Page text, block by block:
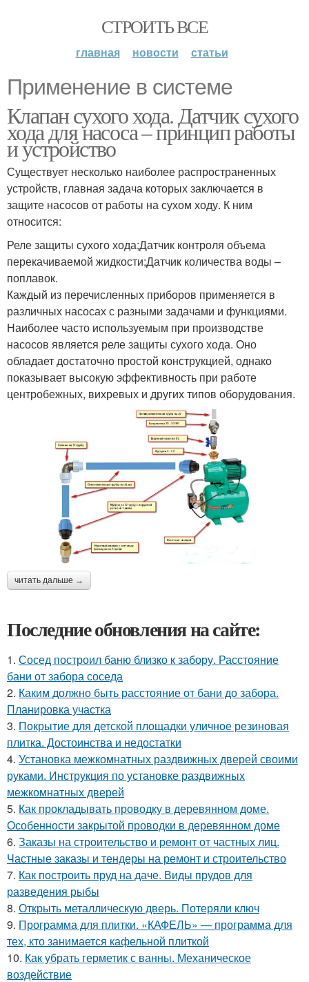
СТРОИТЬ ВСЕ
главная новости статьи
Применение в системе
Клапан сухого хода. Датчик сухого
хода для насоса – принцип работы
и устройство
Существует несколько наиболее распространенных
устройств, главная задача которых заключается в
защите насосов от работы на сухом ходу. К ним
относится:
Реле защиты сухого хода;Датчик контроля объема
перекачиваемой жидкости;Датчик количества воды –
поплавок.
Каждый из перечисленных приборов применяется в
различных насосах с разными задачами и функциями.
Наиболее часто используемым при производстве
насосов является реле защиты сухого хода. Оно
обладает достаточно простой конструкцией, однако
показывает высокую эффективность при работе
центробежных, вихревых и других типов оборудования.
читать дальше →
Последние обновления на сайте:
1. Сосед построил баню близко к забору. Расстояние
бани от забора соседа
2. Каким должно быть расстояние от бани до забора.
Планировка участка
3. Покрытие для детской площадки уличное резиновая
плитка. Достоинства и недостатки
4. Установка межкомнатных раздвижных дверей своими
руками. Инструкция по установке раздвижных
межкомнатных дверей
5. Как прокладывать проводку в деревянном доме.
Особенности закрытой проводки в деревянном доме
6. Заказы на строительство и ремонт от частных лиц.
Частные заказы и тендеры на ремонт и строительство
7. Как построить пруд на даче. Виды прудов для
разведения рыбы
8. Открыть металлическую дверь. Потеряли ключ
9. Программа для плитки. «КАФЕЛЬ» — программа для
тех, кто занимается кафельной плиткой
10. Как убрать герметик с ванны. Механическое
воздействие